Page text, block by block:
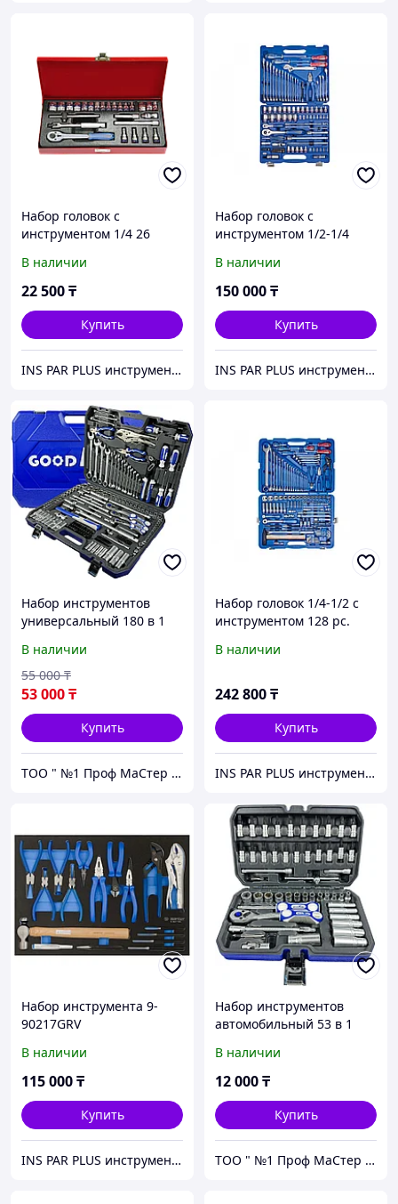
Набор головок с
инструментом 1/4 26
В наличии
22 500₸
Купить
INS PAR PLUS инструмент профессиональный
Набор головок с
инструментом 1/2-1/4
В наличии
150 000₸
Купить
INS PAR PLUS инструмент профессиональный
Набор инструментов
универсальный 180 в 1
В наличии
53 000₸
55 000 ₸
Купить
ТОО " №1 Проф МаСтер ZNZS"
Набор головок 1/4-1/2 с
инструментом 128 рс.
В наличии
242 800₸
Купить
INS PAR PLUS инструмент профессиональный
Набор инструмента 9-
90217GRV
В наличии
115 000₸
Купить
INS PAR PLUS инструмент профессиональный
Набор инструментов
автомобильный 53 в 1
В наличии
12 000₸
Купить
ТОО " №1 Проф МаСтер ZNZS"